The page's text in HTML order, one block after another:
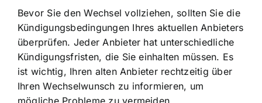
Bevor Sie den Wechsel vollziehen, sollten Sie die
Kündigungsbedingungen Ihres aktuellen Anbieters
überprüfen. Jeder Anbieter hat unterschiedliche
Kündigungsfristen, die Sie einhalten müssen. Es
ist wichtig, Ihren alten Anbieter rechtzeitig über
Ihren Wechselwunsch zu informieren, um
mögliche Probleme zu vermeiden.